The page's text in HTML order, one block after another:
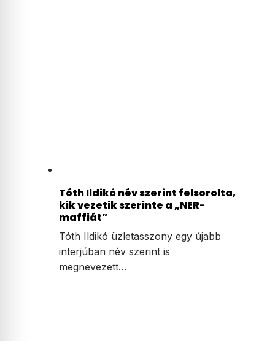
Tóth Ildikó név szerint felsorolta,
kik vezetik szerinte a „NER-
maffiát”
Tóth Ildikó üzletasszony egy újabb
interjúban név szerint is
megnevezett…